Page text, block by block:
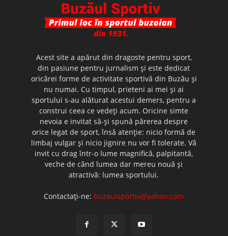
Acest site a apărut din dragoste pentru sport,
din pasiune pentru jurnalism şi este dedicat
oricărei forme de activitate sportivă din Buzău şi
nu numai. Cu timpul, prieteni ai mei şi ai
sportului s-au alăturat acestui demers, pentru a
construi ceea ce vedeţi acum. Oricine simte
nevoia e invitat să-şi spună părerea despre
orice legat de sport, însă atenţie: nicio formă de
limbaj vulgar şi nicio jignire nu vor fi tolerate. Vă
invit cu drag într-o lume magnifică, palpitantă,
veche de când lumea dar mereu nouă şi
atractivă: lumea sportului.
Contactați-ne: buzaulsportiv@yahoo.com